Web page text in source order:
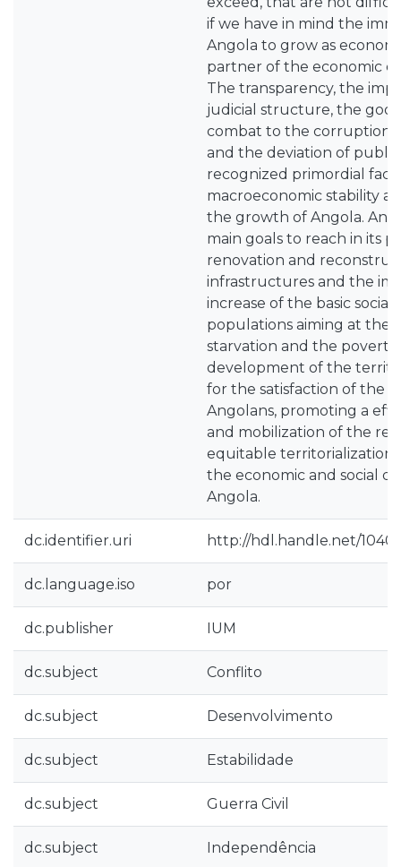
if we have in mind the
Angola to grow as
partner of the economic
The transparency, the
judicial structure, the
combat to the corruption,
and the deviation of public
recognized primordial
macroeconomic stability
the growth of Angola.
main goals to reach in its
renovation and
infrastructures and the
increase of the basic social
populations aiming at the
starvation and the
development of the
for the satisfaction of the
Angolans, promoting a
and mobilization of the
equitable territorialization
the economic and social
Angola.
dc.identifier.uri http://hdl.handle.net/
dc.language.iso por
dc.publisher IUM
dc.subject Conflito
dc.subject Desenvolvimento
dc.subject Estabilidade
dc.subject Guerra Civil
dc.subject Independência